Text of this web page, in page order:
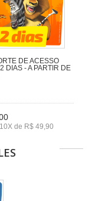
DE ACESSO
DIAS - A PARTIR DE
de R$ 49,90